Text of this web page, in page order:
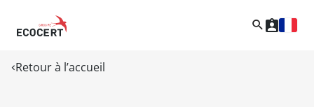
Retour à l’accueil